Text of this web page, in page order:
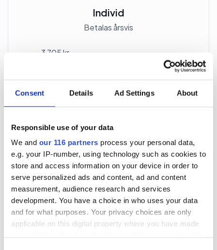
Consent Details Ad Settings About
Responsible use of your data
We and our 116 partners process your personal data,
e.g. your IP-number, using technology such as cookies to
store and access information on your device in order to
serve personalized ads and content, ad and content
measurement, audience research and services
development. You have a choice in who uses your data
and for what purposes. Your privacy choices are only
applicable on this digital property where you have made
Individ
Betalas årsvis
3 705 kr
*Moms (6 %) ingår i alla priser.
Företagspaket